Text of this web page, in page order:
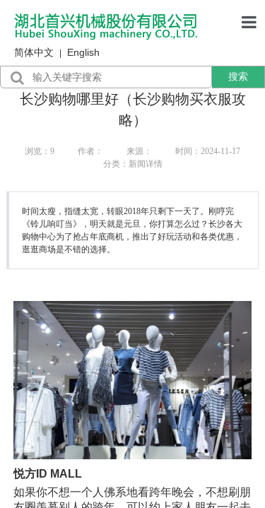
简体中文 English
行业资讯
搜索
长沙购物哪里好（长沙购物买衣服攻
略）
浏览： 9 作者： 来源：
时间：2024-11-17
分类：新闻详情
时间太瘦，指缝太宽，转眼2018年只剩下一天了。刚哼完
《铃儿响叮当》，明天就是元旦，你打算怎么过？长沙各大
购物中心为了抢占年底商机，推出了好玩活动和各类优惠，
逛逛商场是不错的选择。
悦方ID MALL
如果你不想一个人佛系地看跨年晚会，不想刷朋